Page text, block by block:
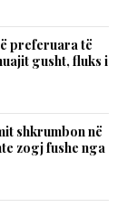
preferuara të
gusht, fluks i
shkrumbon në
zogj fushe nga